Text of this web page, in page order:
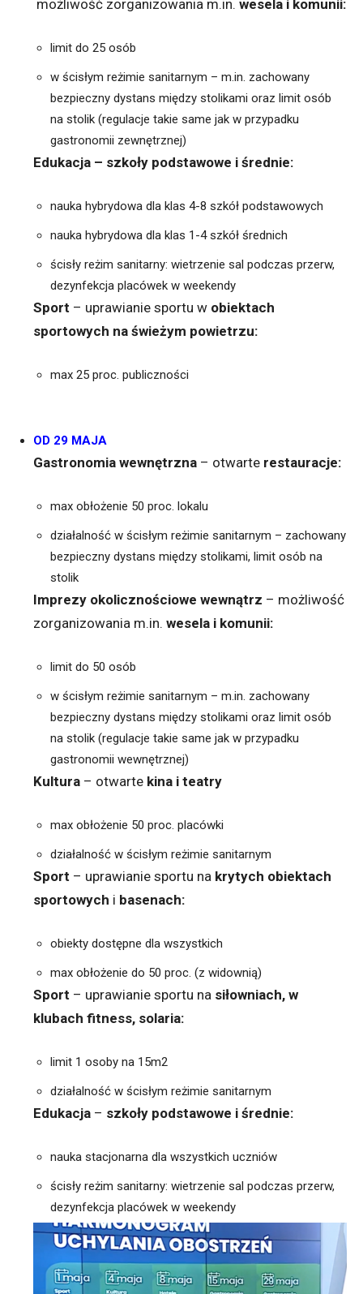
możliwość zorganizowania m.in. wesela i komunii:
limit do 25 osób
w ścisłym reżimie sanitarnym – m.in. zachowany
bezpieczny dystans między stolikami oraz limit osób
na stolik (regulacje takie same jak w przypadku
gastronomii zewnętrznej)
Edukacja – szkoły podstawowe i średnie:
nauka hybrydowa dla klas 4-8 szkół podstawowych
nauka hybrydowa dla klas 1-4 szkół średnich
ścisły reżim sanitarny: wietrzenie sal podczas przerw,
dezynfekcja placówek w weekendy
Sport – uprawianie sportu w obiektach
sportowych na świeżym powietrzu:
max 25 proc. publiczności
OD 29 MAJA
Gastronomia wewnętrzna – otwarte restauracje:
max obłożenie 50 proc. lokalu
działalność w ścisłym reżimie sanitarnym – zachowany
bezpieczny dystans między stolikami, limit osób na
stolik
Imprezy okolicznościowe wewnątrz – możliwość
zorganizowania m.in. wesela i komunii:
limit do 50 osób
w ścisłym reżimie sanitarnym – m.in. zachowany
bezpieczny dystans między stolikami oraz limit osób
na stolik (regulacje takie same jak w przypadku
gastronomii wewnętrznej)
Kultura – otwarte kina i teatry
max obłożenie 50 proc. placówki
działalność w ścisłym reżimie sanitarnym
Sport – uprawianie sportu na krytych obiektach
sportowych i basenach:
obiekty dostępne dla wszystkich
max obłożenie do 50 proc. (z widownią)
Sport – uprawianie sportu na siłowniach, w
klubach fitness, solaria:
limit 1 osoby na 15m2
działalność w ścisłym reżimie sanitarnym
Edukacja – szkoły podstawowe i średnie:
nauka stacjonarna dla wszystkich uczniów
ścisły reżim sanitarny: wietrzenie sal podczas przerw,
dezynfekcja placówek w weekendy